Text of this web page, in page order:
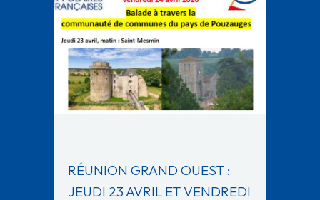
RÉUNION GRAND OUEST :
JEUDI 23 AVRIL ET VENDREDI